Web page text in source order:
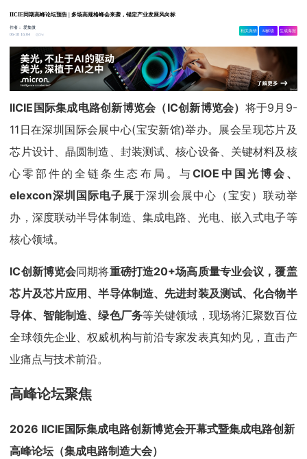
IICIE同期高峰论坛预告 | 多场高规格峰会来袭，锚定产业发展风向标
作者：爱集微
06-18 16:04
5w
相关舆情 AI解读 生成海报
IICIE国际集成电路创新博览会（IC创新博览会） 将于9月9-
11日在深圳国际会展中心(宝安新馆)举办。展会呈现芯片及
芯片设计、晶圆制造、封装测试、核心设备、关键材料及核
心零部件的全链条生态布局。与CIOE中国光博会、
elexcon深圳国际电子展于深圳会展中心（宝安）联动举
办，深度联动半导体制造、集成电路、光电、嵌入式电子等
核心领域。
IC创新博览会同期将重磅打造20+场高质量专业会议，覆盖
芯片及芯片应用、半导体制造、先进封装及测试、化合物半
导体、智能制造、绿色厂务等关键领域，现场将汇聚数百位
全球领先企业、权威机构与前沿专家发表真知灼见，直击产
业痛点与技术前沿。
高峰论坛聚焦
2026 IICIE国际集成电路创新博览会开幕式暨集成电路创新
高峰论坛（集成电路制造大会）